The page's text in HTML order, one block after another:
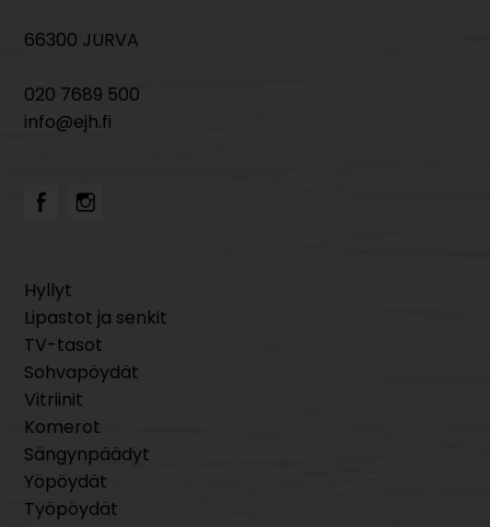
66300 JURVA
020 7689 500
info@ejh.fi
Hyllyt
Lipastot ja senkit
TV-tasot
Sohvapöydät
Vitriinit
Komerot
Sängynpäädyt
Yöpöydät
Työpöydät